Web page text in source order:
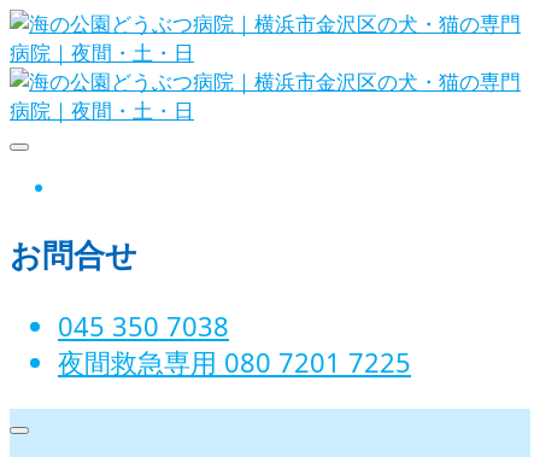
Skip
to
content
日
お問合せ
045 350 7038‬
夜間救急専用 080 7201 7225‬